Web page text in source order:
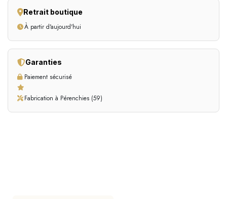
Retrait boutique
À partir d'aujourd'hui
Garanties
Paiement sécurisé
Fabrication à Pérenchies (59)